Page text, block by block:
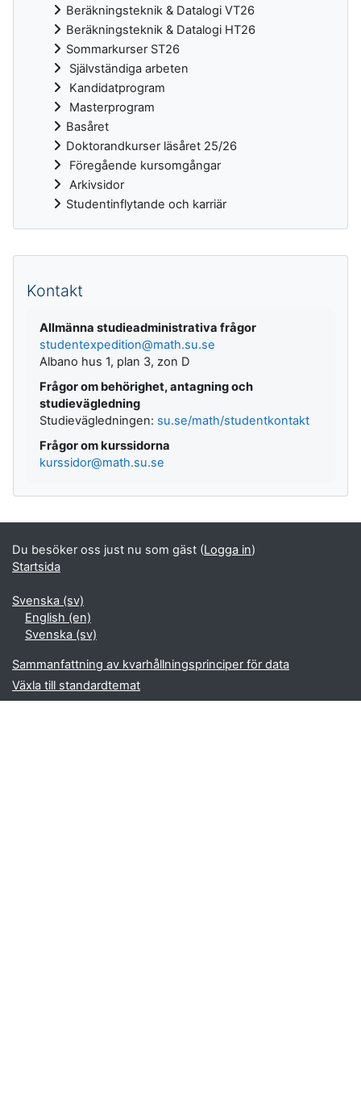
Beräkningsteknik & Datalogi VT26
Beräkningsteknik & Datalogi HT26
Sommarkurser ST26
Självständiga arbeten
Kandidatprogram
Masterprogram
Basåret
Doktorandkurser läsåret 25/26
Föregående kursomgångar
Arkivsidor
Studentinflytande och karriär
Kontakt
Allmänna studieadministrativa frågor
studentexpedition@math.su.se
Albano hus 1, plan 3, zon D
Frågor om behörighet, antagning och
studievägledning
Studievägledningen: su.se/math/studentkontakt
Frågor om kurssidorna
kurssidor@math.su.se
Du besöker oss just nu som gäst (Logga in)
Startsida
Svenska ‎(sv)‎
English ‎(en)‎
Svenska ‎(sv)‎
Sammanfattning av kvarhållningsprinciper för data
Växla till standardtemat